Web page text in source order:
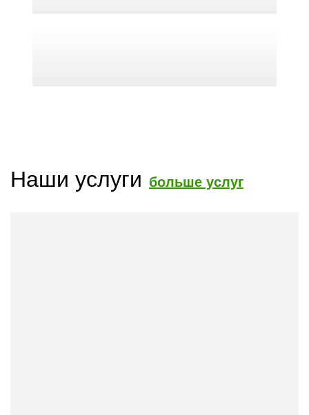
Наши услуги больше услуг